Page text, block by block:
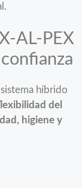
AL-PEX
híbrido
del
higiene y